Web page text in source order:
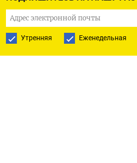
Утренняя Еженедельная
городе на границе с Польшей.
Оттуда по густому лесу они
добраться до пограничной